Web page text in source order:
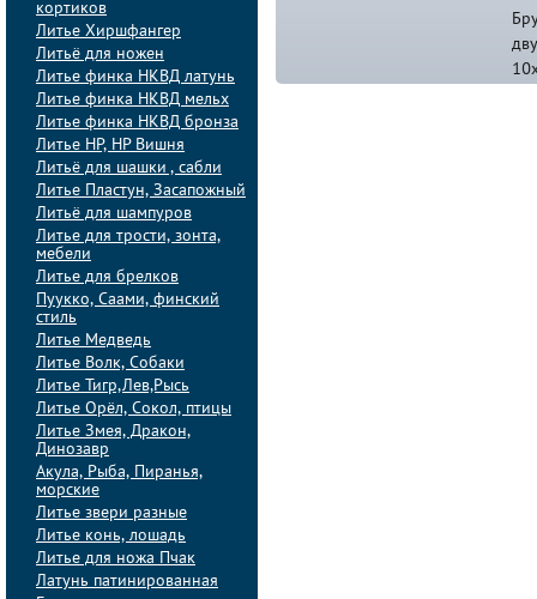
кортиков
Литье Хиршфангер
Литьё для ножен
Литье финка НКВД латунь
Литье финка НКВД мельх
Литье финка НКВД бронза
Литье НР, НР Вишня
Литьё для шашки , сабли
Литье Пластун, Засапожный
Литьё для шампуров
Литье для трости, зонта,
мебели
Литье для брелков
Пуукко, Саами, финский
стиль
Литье Медведь
Литье Волк, Собаки
Литье Тигр,Лев,Рысь
Литье Орёл, Сокол, птицы
Литье Змея, Дракон,
Динозавр
Акула, Рыба, Пиранья,
морские
Литье звери разные
Литье конь, лошадь
Литье для ножа Пчак
Латунь патинированная